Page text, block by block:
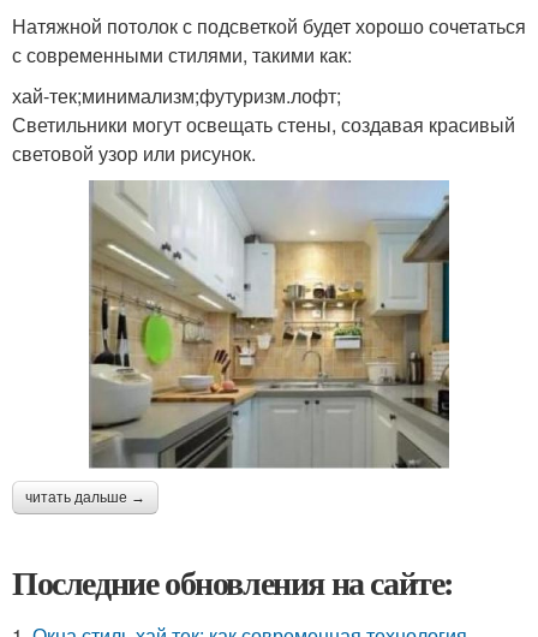
Натяжной потолок с подсветкой будет хорошо сочетаться
с современными стилями, такими как:
хай-тек;минимализм;футуризм.лофт;
Светильники могут освещать стены, создавая красивый
световой узор или рисунок.
читать дальше →
Последние обновления на сайте: